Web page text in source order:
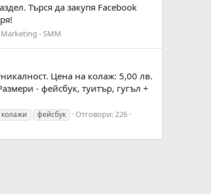
Търся да закупя Facebook
- SMM
Цена на колаж: 5,00 лв.
- фейсбук, туитър, гугъл +
колажи фейсбук
Отговори: 226